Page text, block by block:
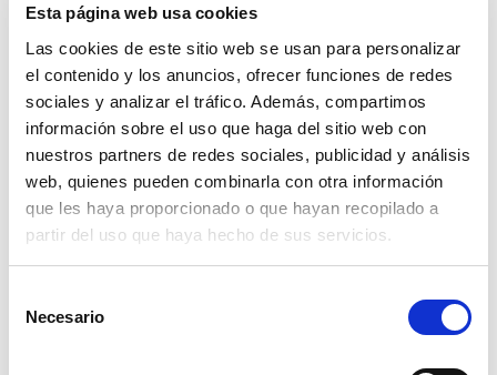
Esta página web usa cookies
Las cookies de este sitio web se usan para personalizar
el contenido y los anuncios, ofrecer funciones de redes
sociales y analizar el tráfico. Además, compartimos
información sobre el uso que haga del sitio web con
nuestros partners de redes sociales, publicidad y análisis
web, quienes pueden combinarla con otra información
que les haya proporcionado o que hayan recopilado a
partir del uso que haya hecho de sus servicios.
Necesario
tapon oido esponja
0,24€ comprar